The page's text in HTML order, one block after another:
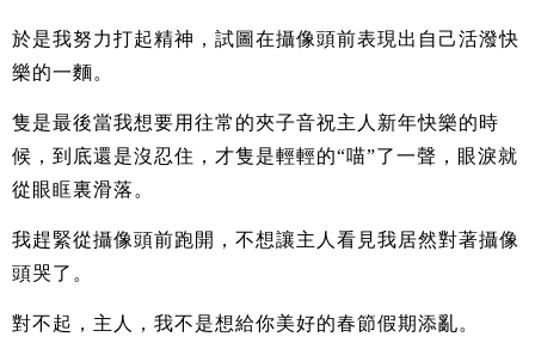
於是我努力打起精神，試圖在攝像頭前表現出自己活潑快
樂的一麵。
隻是最後當我想要用往常的夾子音祝主人新年快樂的時
候，到底還是沒忍住，才隻是輕輕的“喵”了一聲，眼淚就
從眼眶裏滑落。
我趕緊從攝像頭前跑開，不想讓主人看見我居然對著攝像
頭哭了。
對不起，主人，我不是想給你美好的春節假期添亂。